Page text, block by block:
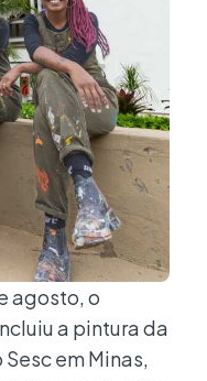
agosto, o
a pintura da
em Minas,